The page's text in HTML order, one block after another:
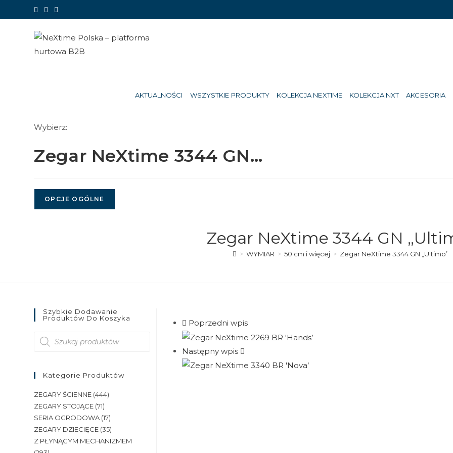
treści
AKTUALNOŚCI WSZYSTKIE PRODUKTY KOLEKCJA NEXTIME KOLEKCJA NXT AKCESORIA
Wybierz:
Zegar NeXtime 3344 GN…
OPCJE OGÓLNE
Zegar NeXtime 3344 GN
> WYMIAR > 50 cm i więcej > Zegar NeXtime 3344 GN „Ultimo’
Poprzedni wpis
Następny wpis
Szybkie Dodawanie
Produktów Do Koszyka
produktów
Kategorie Produktów
ZEGARY ŚCIENNE (444)
ZEGARY STOJĄCE (71)
SERIA OGRODOWA (17)
ZEGARY DZIECIĘCE (35)
Z PŁYNĄCYM MECHANIZMEM